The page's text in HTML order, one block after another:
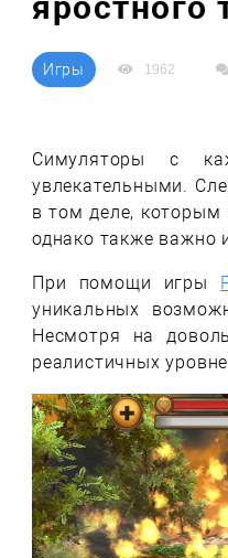
Игры 1962
Симуляторы с
увлекательными.
в том деле, которым
однако также важно
При помощи игры
уникальных
Несмотря на
реалистичных